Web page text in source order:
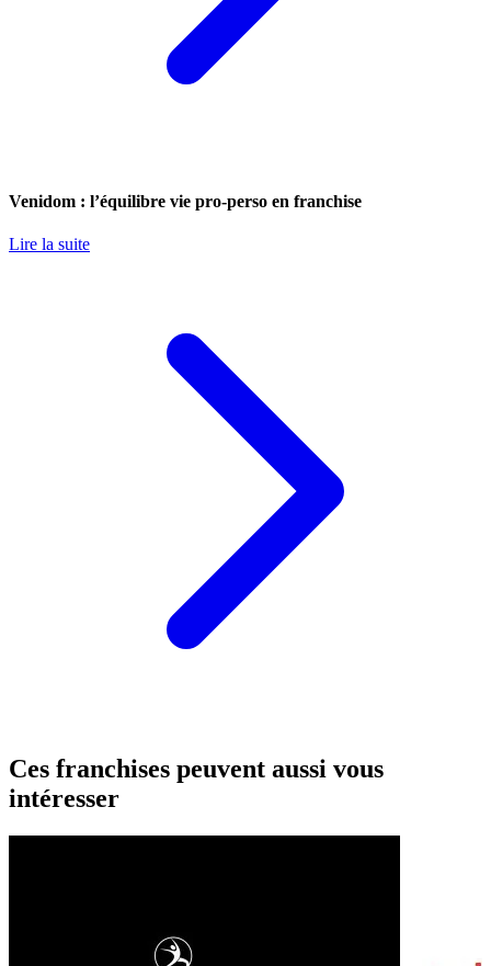
Venidom : l’équilibre vie pro-perso en franchise
Lire la suite
Ces franchises peuvent aussi vous
intéresser